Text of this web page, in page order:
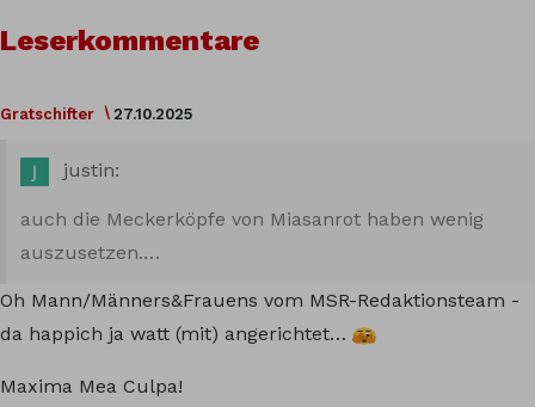
Leserkommentare
Gratschifter 27.10.2025
justin:
auch die Meckerköpfe von Miasanrot haben wenig
auszusetzen.…
Oh Mann/Männers&Frauens vom MSR-Redaktionsteam -
da happich ja watt (mit) angerichtet…
Maxima Mea Culpa!